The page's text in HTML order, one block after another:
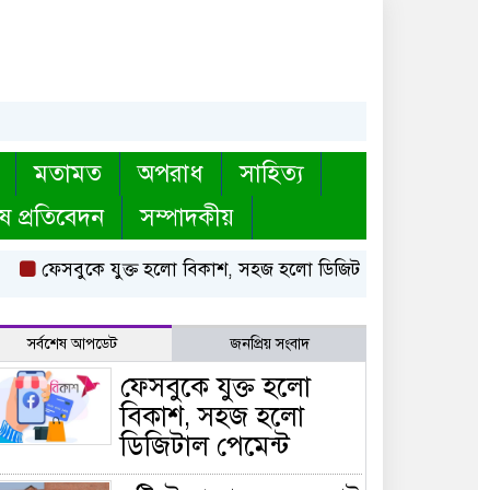
মতামত অপরাধ
সাহিত্য
প্রতিবেদন সম্পাদকীয়
ফেসবুকে যুক্ত হলো বিকাশ, সহজ হলো ডিজিটাল পেমেন্ট
সর্বশেষ আপডেট জনপ্রিয় সংবাদ
ফেসবুকে যুক্ত হলো
বিকাশ, সহজ হলো
ডিজিটাল পেমেন্ট